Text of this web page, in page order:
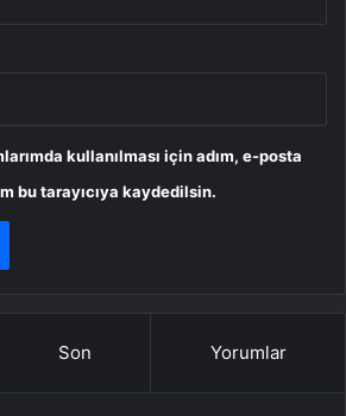
kullanılması için adım, e-posta
bu tarayıcıya kaydedilsin.
Son Yorumlar